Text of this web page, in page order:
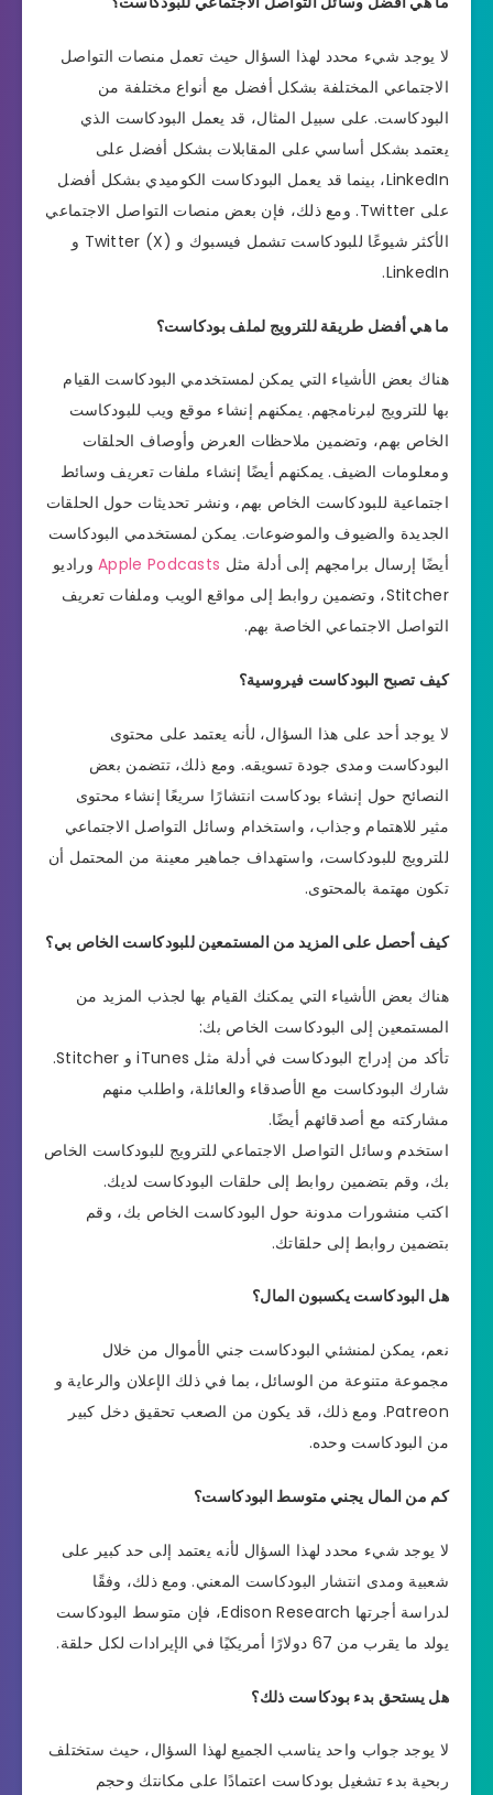
لا يوجد شيء محدد لهذا السؤال حيث تعمل منصات التواصل
الاجتماعي المختلفة بشكل أفضل مع أنواع مختلفة من
البودكاست. على سبيل المثال، قد يعمل البودكاست الذي
يعتمد بشكل أساسي على المقابلات بشكل أفضل على
LinkedIn، بينما قد يعمل البودكاست الكوميدي بشكل أفضل
على Twitter. ومع ذلك، فإن بعض منصات التواصل الاجتماعي
الأكثر شيوعًا للبودكاست تشمل فيسبوك و Twitter (X) و
LinkedIn.
ما هي أفضل طريقة للترويج لملف بودكاست؟
هناك بعض الأشياء التي يمكن لمستخدمي البودكاست القيام
بها للترويج لبرنامجهم. يمكنهم إنشاء موقع ويب للبودكاست
الخاص بهم، وتضمين ملاحظات العرض وأوصاف الحلقات
ومعلومات الضيف. يمكنهم أيضًا إنشاء ملفات تعريف وسائط
اجتماعية للبودكاست الخاص بهم، ونشر تحديثات حول الحلقات
الجديدة والضيوف والموضوعات. يمكن لمستخدمي البودكاست
أيضًا إرسال برامجهم إلى أدلة مثل Apple Podcastsوراديو
Stitcher، وتضمين روابط إلى مواقع الويب وملفات تعريف
التواصل الاجتماعي الخاصة بهم.
كيف تصبح البودكاست فيروسية؟
لا يوجد أحد على هذا السؤال، لأنه يعتمد على محتوى
البودكاست ومدى جودة تسويقه. ومع ذلك، تتضمن بعض
النصائح حول إنشاء بودكاست انتشارًا سريعًا إنشاء محتوى
مثير للاهتمام وجذاب، واستخدام وسائل التواصل الاجتماعي
للترويج للبودكاست، واستهداف جماهير معينة من المحتمل أن
تكون مهتمة بالمحتوى.
كيف أحصل على المزيد من المستمعين للبودكاست الخاص بي؟
هناك بعض الأشياء التي يمكنك القيام بها لجذب المزيد من
المستمعين إلى البودكاست الخاص بك:
تأكد من إدراج البودكاست في أدلة مثل iTunes و Stitcher.
شارك البودكاست مع الأصدقاء والعائلة، واطلب منهم
مشاركته مع أصدقائهم أيضًا.
استخدم وسائل التواصل الاجتماعي للترويج للبودكاست الخاص
بك، وقم بتضمين روابط إلى حلقات البودكاست لديك.
اكتب منشورات مدونة حول البودكاست الخاص بك، وقم
بتضمين روابط إلى حلقاتك.
هل البودكاست يكسبون المال؟
نعم، يمكن لمنشئي البودكاست جني الأموال من خلال
مجموعة متنوعة من الوسائل، بما في ذلك الإعلان والرعاية و
Patreon. ومع ذلك، قد يكون من الصعب تحقيق دخل كبير
من البودكاست وحده.
كم من المال يجني متوسط البودكاست؟
لا يوجد شيء محدد لهذا السؤال لأنه يعتمد إلى حد كبير على
شعبية ومدى انتشار البودكاست المعني. ومع ذلك، وفقًا
لدراسة أجرتها Edison Research، فإن متوسط البودكاست
يولد ما يقرب من 67 دولارًا أمريكيًا في الإيرادات لكل حلقة.
هل يستحق بدء بودكاست ذلك؟
لا يوجد جواب واحد يناسب الجميع لهذا السؤال، حيث ستختلف
ربحية بدء تشغيل بودكاست اعتمادًا على مكانتك وحجم